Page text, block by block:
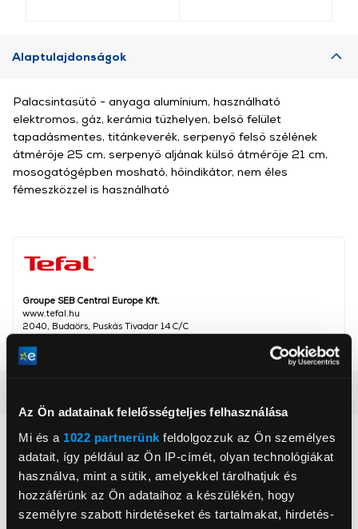
Az Ön adatainak felelősségteljes felhasználása
Mi és a 1022 partnerünk feldolgozzuk az Ön személyes
adatait, így például az Ön IP-címét, olyan technológiákat
használva, mint a sütik, amelyekkel tárolhatjuk és
hozzáférünk az Ön adataihoz a készülékén, hogy
személyre szabott hirdetéseket és tartalmakat, hirdetés-
Alaptulajdonságok
Groupe SEB Central Europe Kft.
www.tefal.hu
2040, Budaörs, Puskás Tivadar 14 C/C
Palacsintasütő - anyaga alumínium, használható
elektromos, gáz, kerámia tűzhelyen, belső felület
tapadásmentes, titánkeverék, serpenyő felső szélének
átmérője 25 cm, serpenyő aljának külső átmérője 21 cm,
mosogatógépben mosható, hőindikátor, nem éles
fémeszközzel is használható
Neked ajánljuk